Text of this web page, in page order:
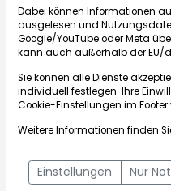
Börse:
JP3573000001]
Aktienkurse
Dabei können Informationen
ausgelesen und
Google/YouTube oder Meta
kann auch außerhalb der EU/
Sie können alle Dienste
individuell festlegen. Ihre
Cookie-Einstellungen im
Weitere Informationen finden
Einstellungen Nur